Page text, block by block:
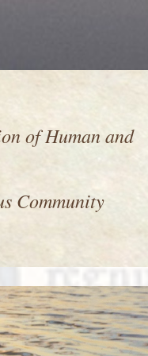
of Human and
Community